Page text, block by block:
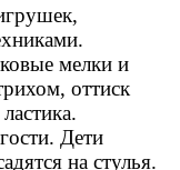
мелки и
оттиск
Дети
на стулья.